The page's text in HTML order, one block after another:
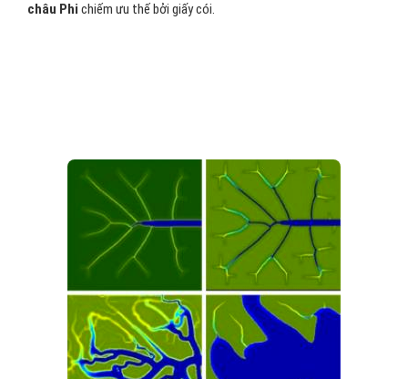
châu Phi chiếm ưu thế bởi giấy cói.